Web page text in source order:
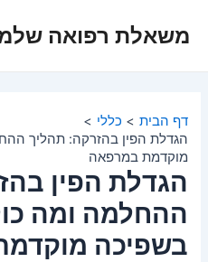
לתוכןמשאלת רפואה
דף הבית
כללי
הגדלת הפין בהזרקה: תהליך
מוקדמת במרפאה
הגדלת הפין
ההחלמה ומה
בשפיכה